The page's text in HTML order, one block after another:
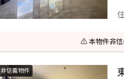
⚠️ 本物件非信
非信義物件